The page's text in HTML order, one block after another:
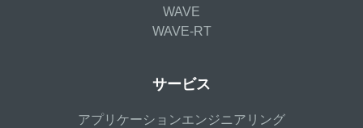
WAVE
WAVE-RT
サービス
アプリケーションエンジニアリング